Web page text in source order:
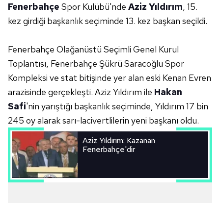
Fenerbahçe Spor Kulübü'nde Aziz Yıldırım, 15.
kez girdiği başkanlık seçiminde 13. kez başkan seçildi.
Fenerbahçe Olağanüstü Seçimli Genel Kurul
Toplantısı, Fenerbahçe Şükrü Saracoğlu Spor
Kompleksi ve stat bitişinde yer alan eski Kenan Evren
arazisinde gerçekleşti. Aziz Yıldırım ile Hakan
Safi'nin yarıştığı başkanlık seçiminde, Yıldırım 17 bin
245 oy alarak sarı-lacivertlilerin yeni başkanı oldu.
Aziz Yıldırım: Kazanan
Fenerbahçe'dir